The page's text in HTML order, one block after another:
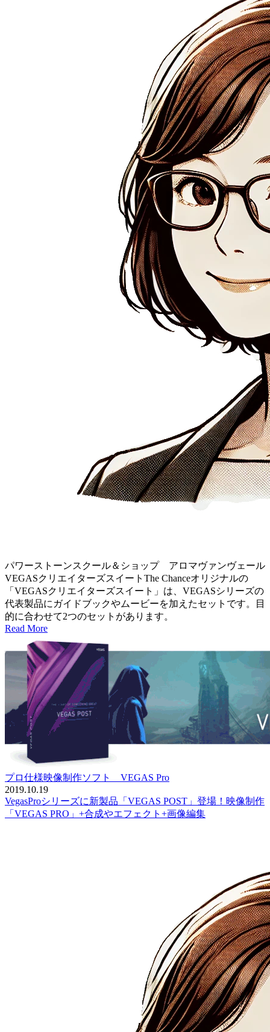
パワーストーンスクール＆ショップ アロマヴァンヴェール
VEGASクリエイターズスイートThe Chanceオリジナルの
「VEGASクリエイターズスイート」は、VEGASシリーズの
代表製品にガイドブックやムービーを加えたセットです。目
的に合わせて2つのセットがあります。
Read More
プロ仕様映像制作ソフト VEGAS Pro
2019.10.19
VegasProシリーズに新製品「VEGAS POST」登場！映像制作
「VEGAS PRO」+合成やエフェクト+画像編集